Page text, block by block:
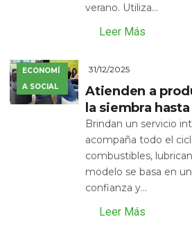
verano. Utiliza...
Leer Más
ECONOMÍ
A SOCIAL
31/12/2025
Atienden a
la siembra
Brindan un servicio
acompaña todo el
combustibles,
modelo se basa en
confianza y...
Leer Más